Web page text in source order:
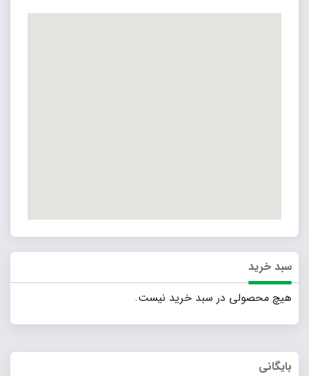
سبد خرید
هیچ محصولی در سبد خرید نیست.
بایگانی